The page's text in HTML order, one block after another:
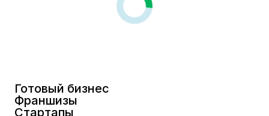
Готовый бизнес
Франшизы
Стартапы